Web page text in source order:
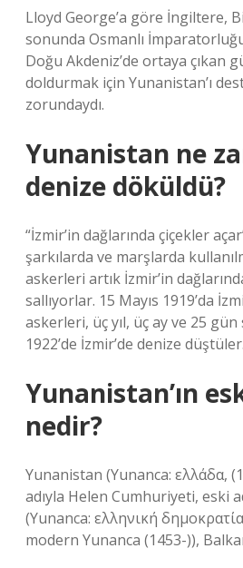
Lloyd George’a göre İngiltere,
sonunda Osmanlı
Doğu Akdeniz’de ortaya çıkan
doldurmak için Yunanistan’ı
zorundaydı.
Yunanistan ne
denize döküldü?
“İzmir’in dağlarında çiçekler
şarkılarda ve marşlarda
askerleri artık İzmir’in
sallıyorlar. 15 Mayıs 1919’da
askerleri, üç yıl, üç ay ve 25
1922’de İzmir’de denize düştüler.
Yunanistan’ın
nedir?
Yunanistan (Yunanca: ελλάδα,
adıyla Helen Cumhuriyeti, eski
(Yunanca: ελληνική
modern Yunanca (1453-)),